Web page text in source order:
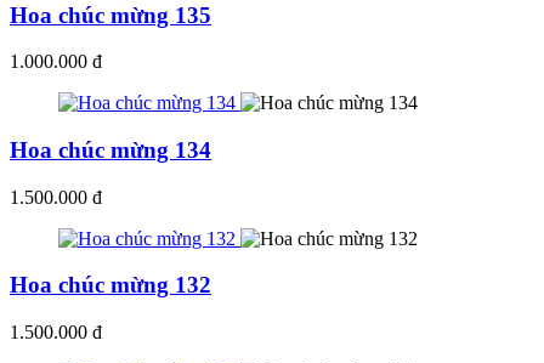
Hoa chúc mừng 135
1.000.000 đ
Hoa chúc mừng 134
1.500.000 đ
Hoa chúc mừng 132
1.500.000 đ